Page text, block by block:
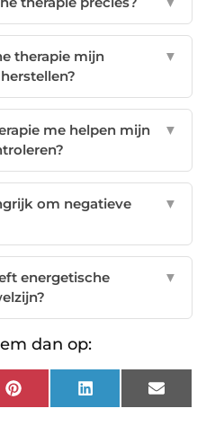
therapie mijn
▼
me helpen mijn
▼
om negatieve
▼
energetische
▼
dan op:
Pinterest LinkedIn Email